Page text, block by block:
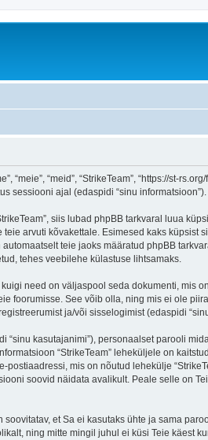
“meid”, “StrikeTeam”, “https://st-
sessiooni ajal (edaspidi “sinu informatsioon”).
siis lubad phpBB tarkvaral luua
arvuti kõvakettale. Esimesed kaks küpsist
teie jaoks määratud phpBB
tehes veebilehe külastuse lihtsamaks.
need on väljaspool seda dokumenti, mis
foorumisse. See võib olla, ning mis ei ole
ja/või sisselogimist (edaspidi
kasutajanimi”), personaalset parooli
“StrikeTeam” leheküljele on
mis on nõutud lehekülje
soovid näidata avalikult. Peale selle on
et Sa ei kasutaks ühte ja sama
ning mitte mingil juhul ei küsi Teie käest